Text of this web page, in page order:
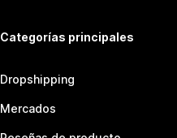
Categorías principales
Dropshipping
Mercados